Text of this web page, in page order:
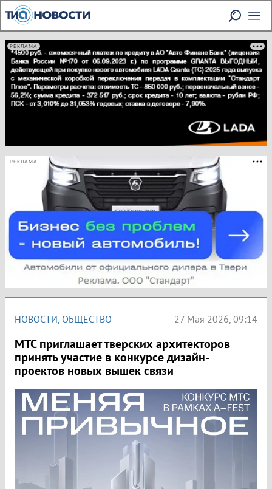
РЕКЛАМА
РЕКЛАМА
НОВОСТИ, ОБЩЕСТВО 27 Мая 2026, 09:14
МТС приглашает тверских архитекторов
принять участие в конкурсе дизайн-
проектов новых вышек связи